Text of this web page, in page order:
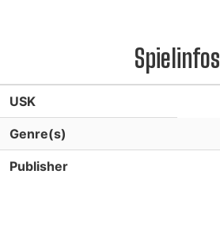
Spielinfos
USK
Genre(s)
Publisher